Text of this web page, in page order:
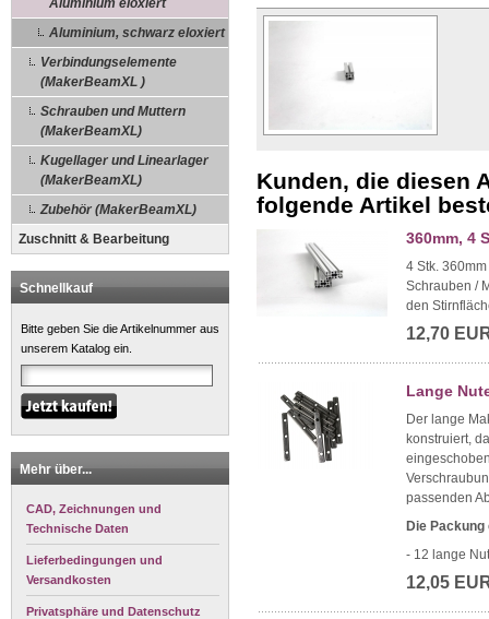
Aluminium eloxiert
Aluminium, schwarz eloxiert
Verbindungselemente
(MakerBeamXL )
Schrauben und Muttern
(MakerBeamXL)
Kugellager und Linearlager
(MakerBeamXL)
Zubehör (MakerBeamXL)
Zuschnitt & Bearbeitung
Schnellkauf
Bitte geben Sie die Artikelnummer aus
unserem Katalog ein.
Mehr über...
CAD, Zeichnungen und
Technische Daten
Lieferbedingungen und
Versandkosten
Privatsphäre und Datenschutz
Kunden, die diesen
folgende Artikel
360mm, 4
4 Stk.
Schrauben /
den
12,70
Lange
Der lange
konstruiert,
passenden
Die
- 12 lange
12,05